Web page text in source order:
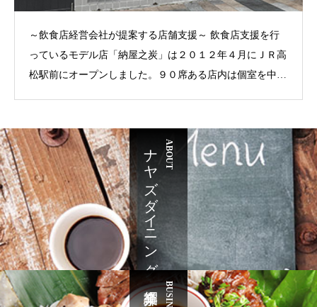
～飲食店経営会社が提案する店舗支援～ 飲食店支援を行
っているモデル店「納屋之炭」は２０１２年４月にＪＲ高
松駅前にオープンしました。９０席ある店内は個室を中心
れしてゆっくりくつろげる店内では香川県の地酒を中心に
名物の熊本馬刺しと炉端焼きをお愉しみください。馬刺し
にあう球磨焼酎、梅酒を蔵元より取り寄せております。
新規オープン、業態変更、冷凍商材など飲食店支援につき
ましてはお気軽にお問い合わせください。
ABOUT
ナヤズダイニング